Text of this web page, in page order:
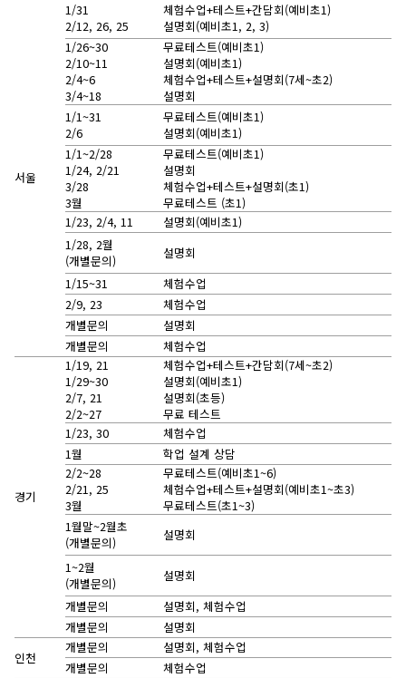
서울
1/31
2/12, 26, 25
체험수업+테스트+간담회(예비초1)
설명회(예비초1, 2, 3)
1/26~30
2/10~11
2/4~6
3/4~18
무료테스트(예비초1)
설명회(예비초1)
체험수업+테스트+설명회(7세~초2)
설명회
1/1~31
2/6
무료테스트(예비초1)
설명회(예비초1)
1/1~2/28
1/24, 2/21
3/28
3월
무료테스트(예비초1)
설명회
체험수업+테스트+설명회(초1)
무료테스트 (초1)
1/23, 2/4, 11
설명회(예비초1)
1/28, 2월
(개별문의)
설명회
1/15~31
체험수업
2/9, 23
체험수업
개별문의
설명회
개별문의
체험수업
경기
1/19, 21
1/29~30
2/7, 21
2/2~27
체험수업+테스트+간담회(7세~초2)
설명회(예비초1)
설명회(초등)
무료 테스트
1/23, 30
체험수업
1월
학업 설계 상담
2/2~28
2/21, 25
3월
무료테스트(예비초1~6)
체험수업+테스트+설명회(예비초1~초3)
무료테스트(초1~3)
1월말~2월초
(개별문의)
설명회
1~2월
(개별문의)
설명회
개별문의
설명회, 체험수업
개별문의
설명회
인천
개별문의
설명회, 체험수업
개별문의
체험수업